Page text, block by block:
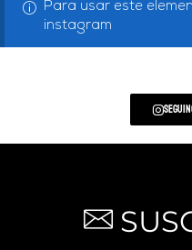
Para usar este
instagram